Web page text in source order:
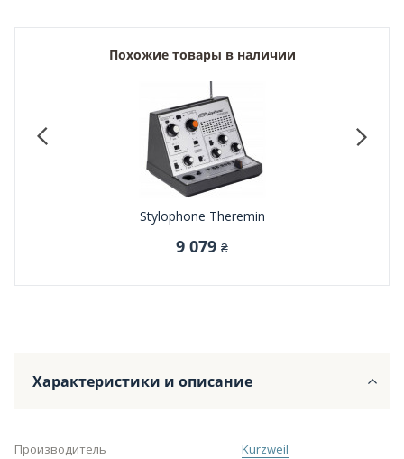
Похожие товары в наличии
Stylophone Theremin
9 079 ₴
Характеристики и описание
Производитель
Kurzweil